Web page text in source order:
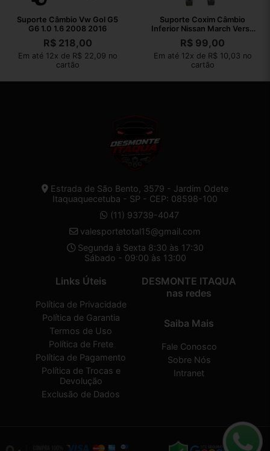
Suporte Câmbio Vw Gol G5
G6 1.0 1.6 2008 2016
R$218,00
Em até 12x de R$ 22,09 no
cartão
Suporte Coxim Câmbio
Inferior Nissan March Versa
2012 2013
R$ 99,00
Em até 12x de R$ 10,03 no
cartão
Estrada de São Bento, 3579 - Jardim Odete
Itaquaquecetuba - SP - CEP: 08598-100
(11) 93739-4047
valesportetotal15@gmail.com
Segunda à Sexta 8:30 às 17:30
Sábado - 09:00 às 13:00
Links Úteis
Política de Privacidade
Política de Garantia
Termos de Uso
Política de Frete
Política de Pagamento
Política de Trocas e
Devolução
Exclusão de Dados
DESMONTE ITAQUA
nas redes
Saiba Mais
Fale Conosco
Sobre Nós
Intranet